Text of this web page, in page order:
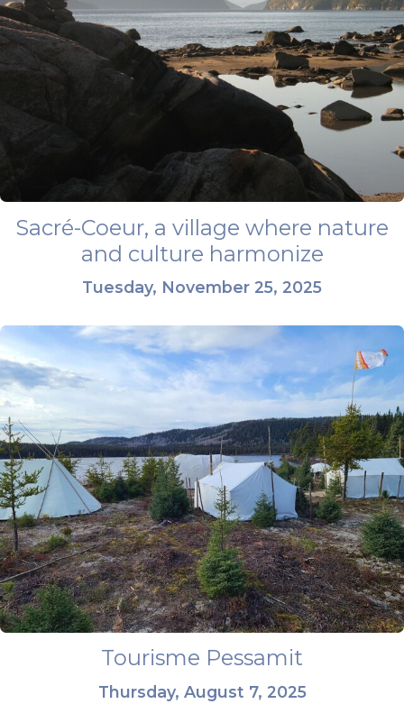
Sacré-Coeur, a village where nature
and culture harmonize
Tuesday, November 25, 2025
Tourisme Pessamit
Thursday, August 7, 2025